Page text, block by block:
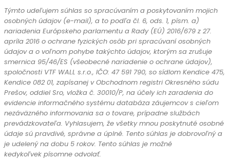
Týmto udeľujem súhlas so spracúvaním a poskytovaním mojich
osobných údajov (e-mail), a to podľa čl. 6, ods. 1, písm. a)
nariadenia Európskeho parlamentu a Rady (EÚ) 2016/679 z 27.
apríla 2016 o ochrane fyzických osôb pri spracúvaní osobných
údajov a o voľnom pohybe takýchto údajov, ktorým sa zrušuje
smernica 95/46/ES (všeobecné nariadenie o ochrane údajov),
spoločnosti VTF WALL s.r.o., IČO: 47 591 790, so sídlom Kendice 475,
Kendice 082 01, zapísanej v Obchodnom registri Okresného súdu
Prešov, oddiel Sro, vložka č. 30010/P, na účely ich zaradenia do
evidencie informačného systému databáza záujemcovs cieľom
nezáväzného informovania sa o tovare, prípadne službách
prevádzkovateľa. Vyhlasujem, že všetky mnou poskytnuté osobné
údaje sú pravdivé, správne a úplné. Tento súhlas je dobrovoľný a
je udelený na dobu 5 rokov. Tento súhlas je možné
kedykoľvek písomne odvolať.